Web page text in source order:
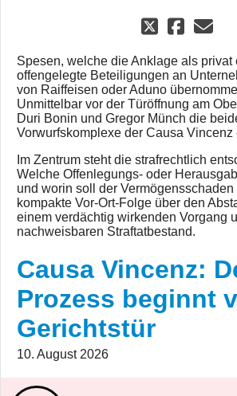
Spesen, welche die Anklage als privat
offengelegte Beteiligungen an
von Raiffeisen oder Aduno
Unmittelbar vor der Türöffnung am
Duri Bonin und Gregor Münch die
Vorwurfskomplexe der Causa Vincenz
Im Zentrum steht die strafrechtlich
Welche Offenlegungs- oder
und worin soll der
kompakte Vor-Ort-Folge über den
einem verdächtig wirkenden Vorgang
nachweisbaren Straftatbestand.
Causa Vincenz:
Prozess beginnt
Gerichtstür
10. August 2026